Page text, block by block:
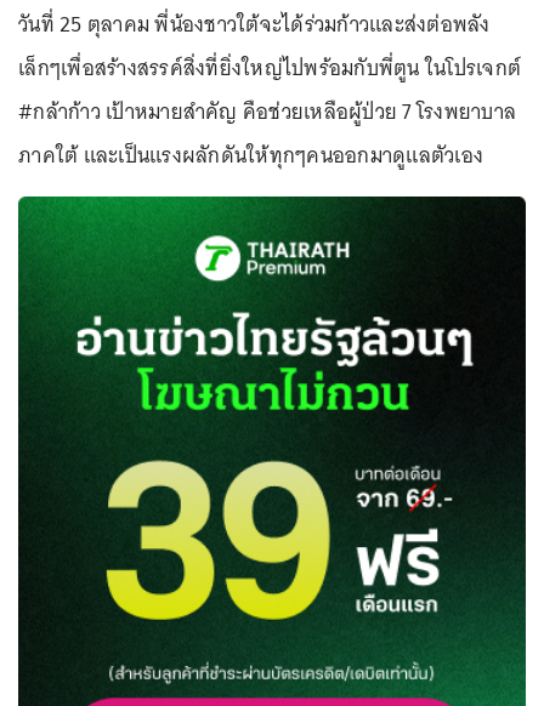
วันที่ 25 ตุลาคม พี่น้องชาวใต้จะได้ร่วมก้าวและส่งต่อพลัง
เล็กๆเพื่อสร้างสรรค์สิ่งที่ยิ่งใหญ่ไปพร้อมกับพี่ตูน ในโปรเจกต์
#กล้าก้าว เป้าหมายสำคัญ คือช่วยเหลือผู้ป่วย 7 โรงพยาบาล
ภาคใต้ และเป็นแรงผลักดันให้ทุกๆคนออกมาดูแลตัวเอง